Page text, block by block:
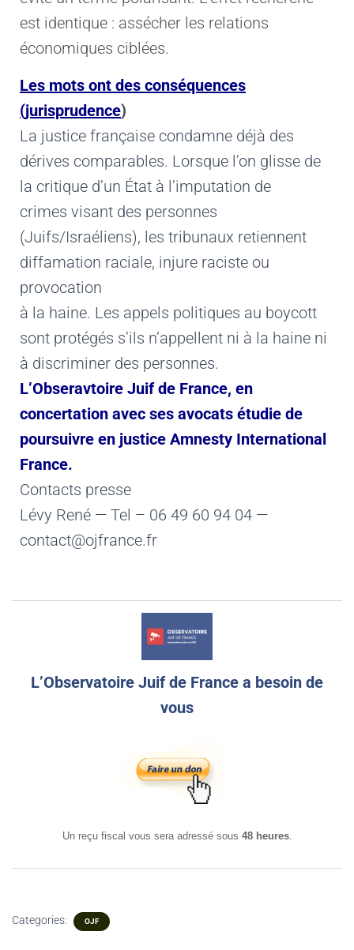
est identique : assécher les relations
économiques ciblées.
Les mots ont des conséquences
(jurisprudence)
La justice française condamne déjà des
dérives comparables. Lorsque l’on glisse de
la critique d’un État à l’imputation de
crimes visant des personnes
(Juifs/Israéliens), les tribunaux retiennent
diffamation raciale, injure raciste ou
provocation
à la haine. Les appels politiques au boycott
sont protégés s’ils n’appellent ni à la haine ni
à discriminer des personnes.
L’Obseravtoire Juif de France, en
concertation avec ses avocats étudie de
poursuivre en justice Amnesty International
France.
Contacts presse
Lévy René — Tel – 06 49 60 94 04 —
contact@ojfrance.fr
L’Observatoire Juif de France a besoin de
vous
Un reçu fiscal vous sera adressé sous 48 heures.
Categories: OJF